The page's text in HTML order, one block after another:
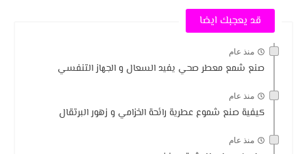
قد يعجبك ايضا
منذ عام
صنع شمع معطر صحي يفيد السعال و الجهاز التنفسي
منذ عام
كيفية صنع شموع عطرية رائحة الخزامي و زهور البرتقال
منذ عام